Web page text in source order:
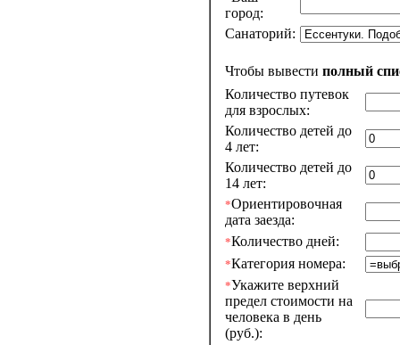
город:
Санаторий:
Чтобы вывести полный
Количество путевок
для взрослых:
Количество детей до
4 лет:
Количество детей до
14 лет:
*Ориентировочная
дата заезда:
*Количество дней:
*Категория номера:
*Укажите верхний
предел стоимости на
человека в день
(руб.):